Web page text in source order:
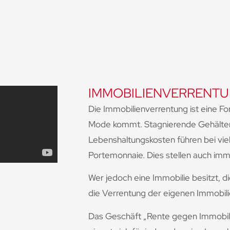
Die Immobilienverrentung ist eine
Mode kommt. Stagnierende
Lebenshaltungskosten führen bei
Portemonnaie. Dies stellen auch
Wer jedoch eine Immobilie besitzt,
die Verrentung der eigenen
Das Geschäft „Rente gegen